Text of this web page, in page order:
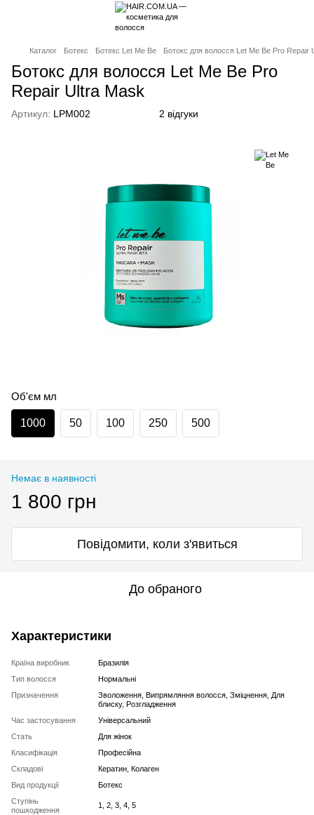
Каталог Ботекс Ботекс Let Me Be Бoтoкс для волосся Let Me Be Pro Repair
Бoтoкс для волосся Let Me Be Pro
Repair Ultra Mask
Артикул: LPM002 2 відгуки
Об'єм мл
1000 50 100 250 500
Немає в наявності
1 800 грн
Повідомити, коли з'явиться
До обраного
Характеристики
Країна виробник
Бразилія
Тип волосся
Нормальні
Призначення
Зволоження, Випрямляння волосся, Зміцнення, Для
блиску, Розгладження
Час застосування
Універсальний
Стать
Для жінок
Класифікація
Професійна
Складові
Кератин, Колаген
Вид продукції
Ботекс
Ступінь
пошкодження
1, 2, 3, 4, 5